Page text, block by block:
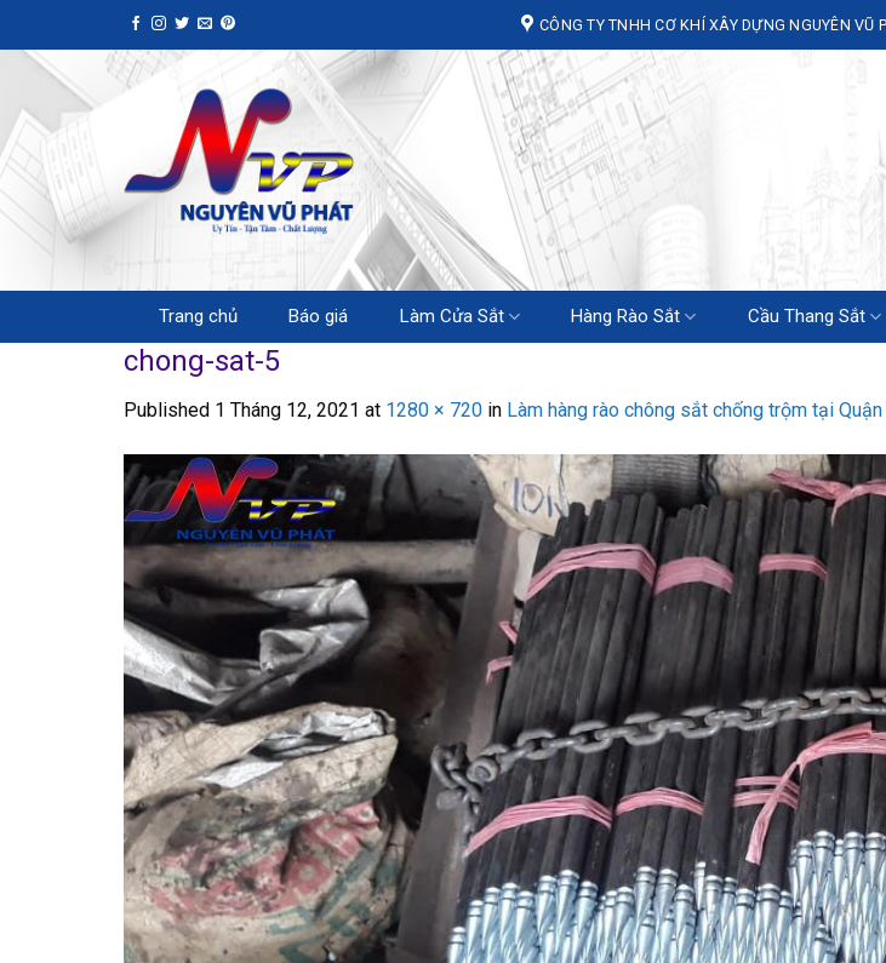
to
content
CÔNG TY TNHH CƠ KHÍ XÂY DỰNG NGUYÊN VŨ
Trang chủ Báo giá Làm Cửa Sắt Hàng Rào Sắt Cầu Thang Sắt
chong-sat-5
Published 1 Tháng 12, 2021 at 1280 × 720 in Làm hàng rào chông sắt chống trộm tại